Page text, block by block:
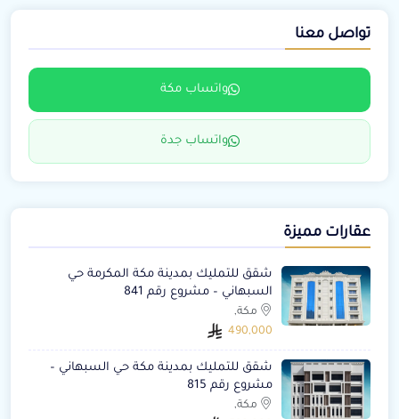
تواصل معنا
واتساب مكة
واتساب جدة
عقارات مميزة
شقق للتمليك بمدينة مكة المكرمة حي
السبهاني – مشروع رقم 841
مكة,
490,000
شقق للتمليك بمدينة مكة حي السبهاني –
مشروع رقم 815
مكة,